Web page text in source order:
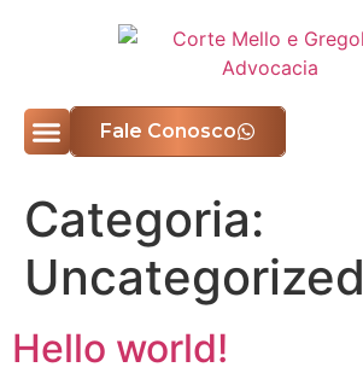
Fale Conosco
Categoria:
Uncategorized
Hello world!